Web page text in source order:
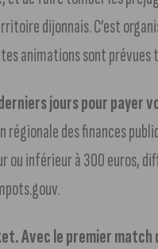
dijonnais. C’est
animations sont prévues
jours pour payer
régionale des finances
ou inférieur à 300 euros,
Avec le premier match